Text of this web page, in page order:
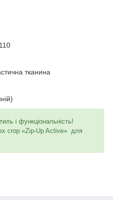
тканина
і функціональність!
crop «Zip-Up Active» для